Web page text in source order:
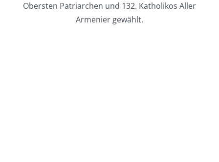
Obersten Patriarchen und 132. Katholikos Aller
Armenier gewählt.